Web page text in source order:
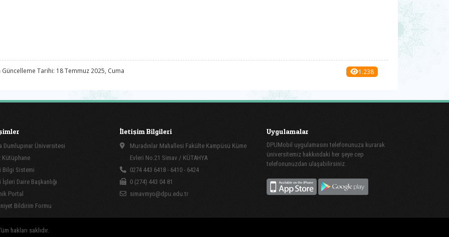
Güncelleme Tarihi: 18 Temmuz 2025, Cuma 1.238
Dumlupınar Üniversitesi
Kütüphane
Bilgi Sistemi
İşleri Daire Başkanlığı
Portal
Bildirim Formu
İletişim Bilgileri
Muradınlar Mahallesi Fakülte Kampüsü Küme
Evleri No.21 Simav / KÜTAHYA
0274 443 6418 - 6410 - 6424
0 (274) 443 04 81
simavmyo@dpu.edu.tr
Uygulamalar
DPUMobil uygulamasını telefonunuza kurarak
üniversitemiz hakkındaki her şeye cep
telefonunuzdan ulaşabilirsiniz.
hakları saklıdır.